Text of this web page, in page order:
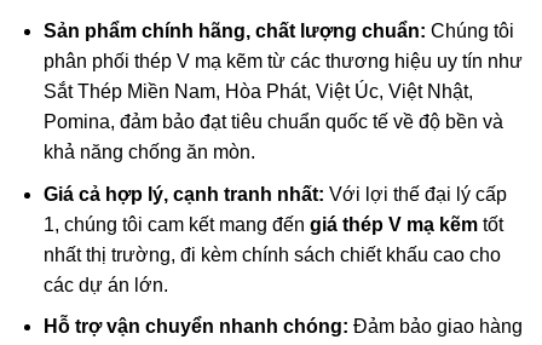
Sản phẩm chính hãng, chất lượng chuẩn: Chúng tôi
phân phối thép V mạ kẽm từ các thương hiệu uy tín như
Sắt Thép Miền Nam, Hòa Phát, Việt Úc, Việt Nhật,
Pomina, đảm bảo đạt tiêu chuẩn quốc tế về độ bền và
khả năng chống ăn mòn.
Giá cả hợp lý, cạnh tranh nhất: Với lợi thế đại lý cấp
1, chúng tôi cam kết mang đến giá thép V mạ kẽmtốt
nhất thị trường, đi kèm chính sách chiết khấu cao cho
các dự án lớn.
Hỗ trợ vận chuyển nhanh chóng: Đảm bảo giao hàng